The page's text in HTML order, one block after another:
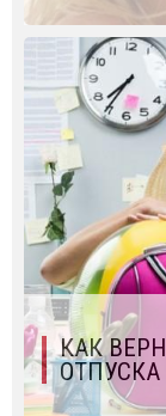
КАК
ОТПУСКА